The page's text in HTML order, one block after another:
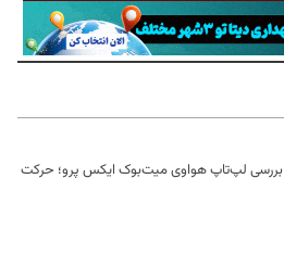
بررسی لپ‌تاپ هواوی میت‌بوک ایکس پرو؛ حرکت